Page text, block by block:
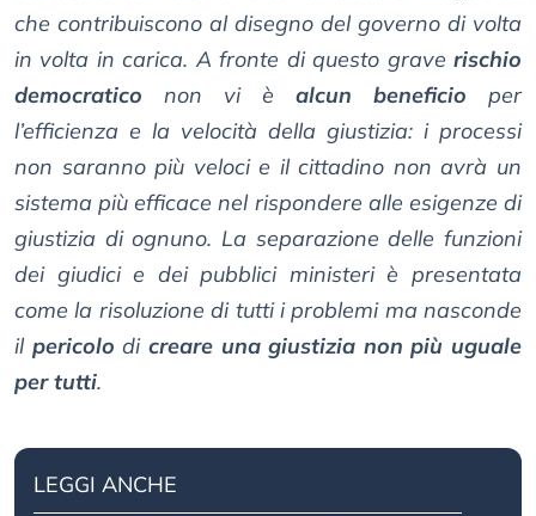
che contribuiscono al disegno del governo di volta
in volta in carica. A fronte di questo grave rischio
democratico non vi è alcun beneficio per
l’efficienza e la velocità della giustizia: i processi
non saranno più veloci e il cittadino non avrà un
sistema più efficace nel rispondere alle esigenze di
giustizia di ognuno. La separazione delle funzioni
dei giudici e dei pubblici ministeri è presentata
come la risoluzione di tutti i problemi ma nasconde
il pericolo di creare una giustizia non più uguale
per tutti.
LEGGI ANCHE